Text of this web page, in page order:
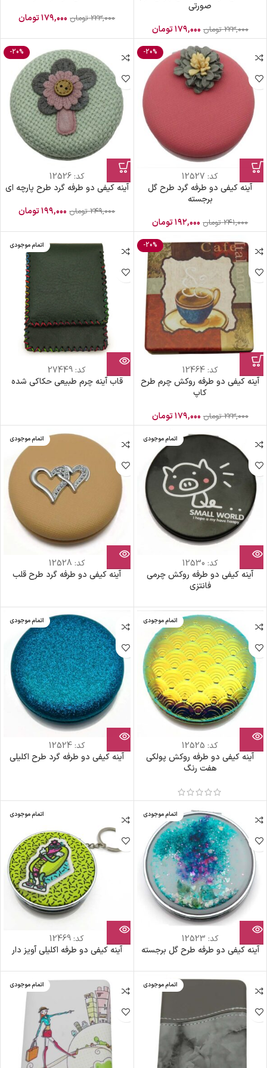
صورتی
۲۲۳,۰۰۰ تومان ۱۷۹,۰۰۰تومان
۲۲۳,۰۰۰ تومان ۱۷۹,۰۰۰تومان
-20%
کد: 12527
آینه کیفی دو طرفه گرد طرح گل
برجسته
۲۴۱,۰۰۰ تومان ۱۹۲,۰۰۰تومان
-20%
کد:12526
آینه کیفی دو طرفه گرد طرح پارچه ای
۲۴۹,۰۰۰ تومان ۱۹۹,۰۰۰تومان
-20%
کد:12464
آینه کیفی دو طرفه روکش چرم طرح
کاپ
۲۲۳,۰۰۰ تومان ۱۷۹,۰۰۰تومان
اتمام موجودی
کد: 27449
قاب آینه چرم طبیعی حکاکی شده
اتمام موجودی
کد: 12530
آینه کیفی دو طرفه روکش چرمی
فانتزی
اتمام موجودی
کد: 12528
آینه کیفی دو طرفه گرد طرح قلب
اتمام موجودی
کد: 12525
آینه کیفی دو طرفه روکش پولکی
هفت رنگ
اتمام موجودی
کد:12524
آینه کیفی دو طرفه گرد طرح اکلیلی
اتمام موجودی
کد: 12523
آینه کیفی دو طرفه طرح گل برجسته
اتمام موجودی
کد: 12469
آینه کیفی دو طرفه اکلیلی آویز دار
اتمام موجودی اتمام موجودی